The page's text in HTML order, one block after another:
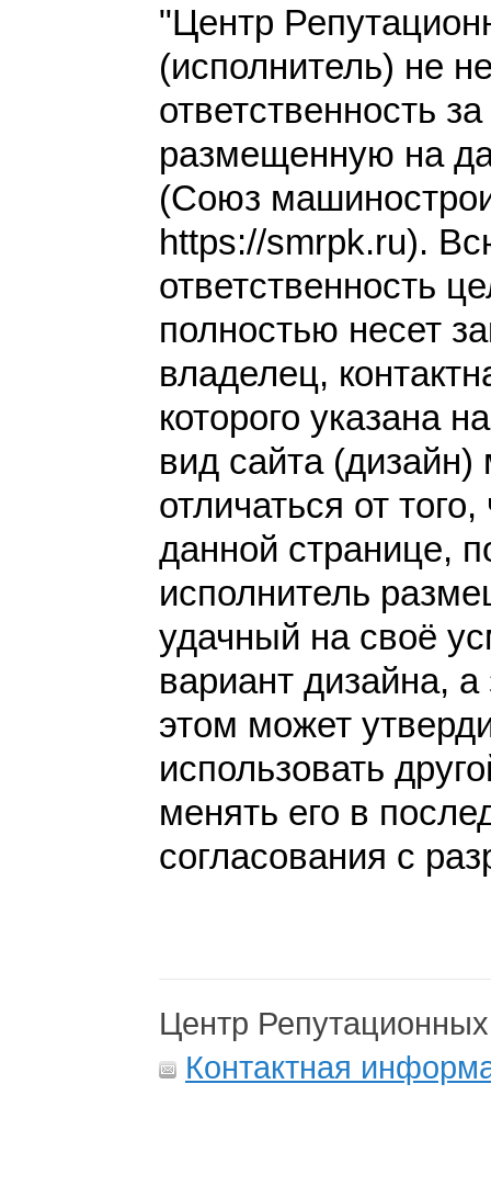
"Центр
(исполнитель) не
ответственность
размещенную на
(Союз
https://smrpk.ru).
ответственность
полностью несет
владелец,
которого указана
вид сайта (дизайн)
отличаться от
данной странице,
исполнитель
удачный на своё
вариант дизайна, а
этом может
использовать
менять его в
согласования с
Центр
Контактная